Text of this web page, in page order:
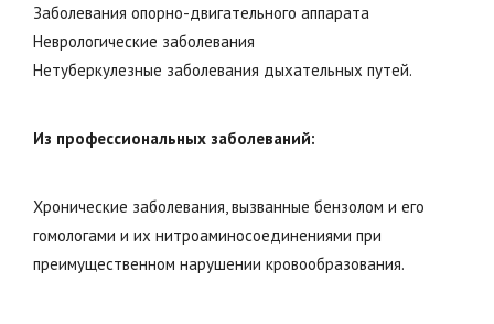
Заболевания опорно-двигательного аппарата
Неврологические заболевания
Нетуберкулезные заболевания дыхательных путей.
Из профессиональных заболеваний:
Хронические заболевания, вызванные бензолом и его
гомологами и их нитроаминосоединениями при
преимущественном нарушении кровообразования.